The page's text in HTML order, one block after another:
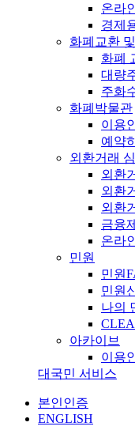
온라
경제
화폐교환
화폐
대량
주화
화폐박물관
이용
예약
외환거래
외환
외환
외환
금융
온라
민원
민원
민원
나의
아카이브
이용
대국민 서비스
본인인증
ENGLISH